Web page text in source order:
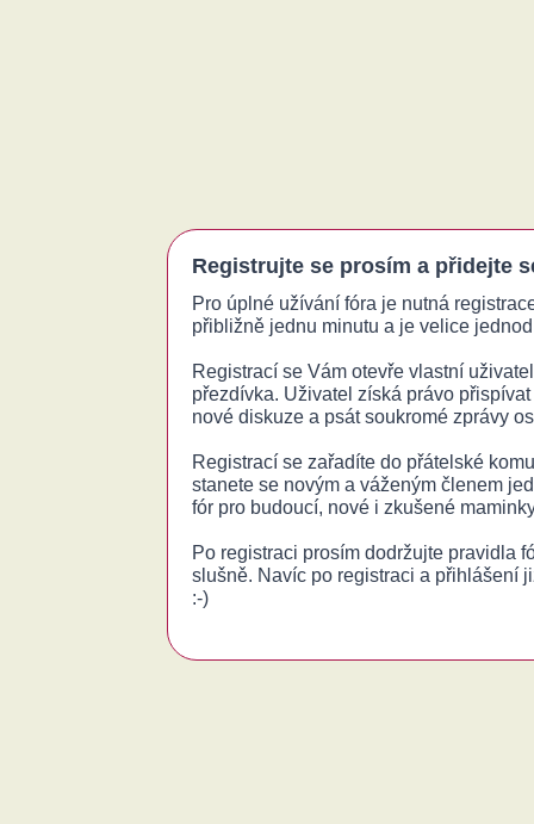
Registrujte se prosím a přidejte
Pro úplné užívání fóra je nutná
přibližně jednu minutu a je velice
Registrací se Vám otevře vlastní
přezdívka. Uživatel získá právo
nové diskuze a psát soukromé zprávy
Registrací se zařadíte do přátelské
stanete se novým a váženým členem
fór pro budoucí, nové i zkušené
Po registraci prosím dodržujte pravidla
slušně. Navíc po registraci a přihlášení
:-)